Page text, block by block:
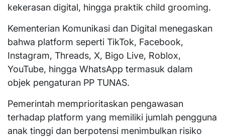
kekerasan digital, hingga praktik child grooming.
Kementerian Komunikasi dan Digital menegaskan
bahwa platform seperti TikTok, Facebook,
Instagram, Threads, X, Bigo Live, Roblox,
YouTube, hingga WhatsApp termasuk dalam
objek pengaturan PP TUNAS.
Pemerintah memprioritaskan pengawasan
terhadap platform yang memiliki jumlah pengguna
anak tinggi dan berpotensi menimbulkan risiko